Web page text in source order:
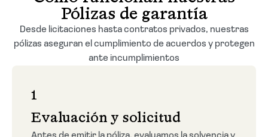
Pólizas de garantía
Desde licitaciones hasta contratos privados, nuestras
pólizas aseguran el cumplimiento de acuerdos y protegen
ante incumplimientos
1
Evaluación y solicitud